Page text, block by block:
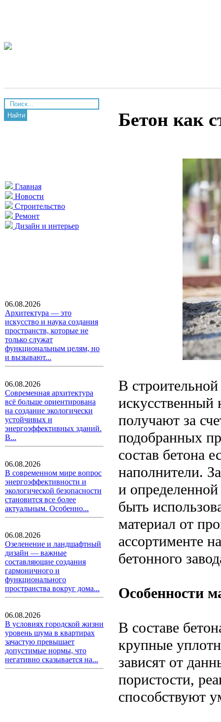
Найти
Главная
Новости
Строительство
Ремонт
Дизайн и интерьер
06.08.2026
Архитектура — это
искусство и наука создания
пространств, которые не
только служат
функциональным целям, но
и вызывают...
06.08.2026
Современная архитектура
всё больше ориентирована
на создание экологически
устойчивых и
энергоэффективных зданий.
В...
06.08.2026
В современном мире вопрос
энергоэффективности и
экологической безопасности
становится все более
актуальным. Особенно...
06.08.2026
Озеленение и ландшафтный
дизайн — важные
составляющие создания
гармоничного и
функционального
пространства вокруг дома...
06.08.2026
В условиях городской жизни
уровень шума в квартирах
зачастую превышает
допустимые нормы, что
негативно сказывается на...
Бетон как
В
искусственный
получают за
подобранных
состав бетона
наполнители.
и
быть
материал от
ассортименте
бетонного
Особенности
В составе
крупные
зависят от
пористости,
способствуют